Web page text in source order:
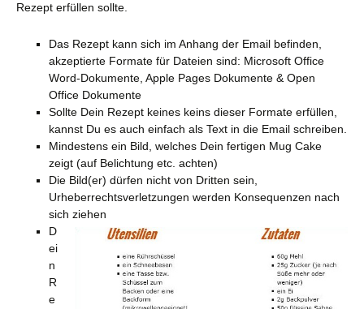
Rezept erfüllen sollte.
Das Rezept kann sich im Anhang der Email befinden,
akzeptierte Formate für Dateien sind: Microsoft Office
Word-Dokumente, Apple Pages Dokumente & Open
Office Dokumente
Sollte Dein Rezept keines keins dieser Formate erfüllen,
kannst Du es auch einfach als Text in die Email schreiben.
Mindestens ein Bild, welches Dein fertigen Mug Cake
zeigt (auf Belichtung etc. achten)
Die Bild(er) dürfen nicht von Dritten sein,
Urheberrechtsverletzungen werden Konsequenzen nach
sich ziehen
D
ei
n
R
e